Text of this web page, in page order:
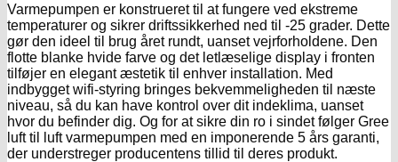
Varmepumpen er konstrueret til at fungere ved ekstreme
temperaturer og sikrer driftssikkerhed ned til -25 grader. Dette
gør den ideel til brug året rundt, uanset vejrforholdene. Den
flotte blanke hvide farve og det letlæselige display i fronten
tilføjer en elegant æstetik til enhver installation. Med
indbygget wifi-styring bringes bekvemmeligheden til næste
niveau, så du kan have kontrol over dit indeklima, uanset
hvor du befinder dig. Og for at sikre din ro i sindet følger Gree
luft til luft varmepumpen med en imponerende 5 års garanti,
der understreger producentens tillid til deres produkt.